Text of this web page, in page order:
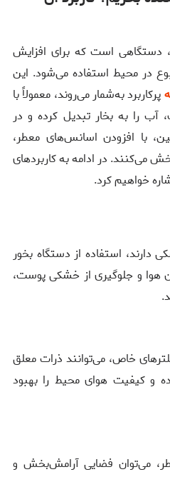
دستگاهی است که برای افزایش
در محیط استفاده می‌شود. این
پرکاربرد به‌شمار می‌روند، معمولاً با
آب را به بخار تبدیل کرده و در
با افزودن اسانس‌های معطر،
می‌کنند. در ادامه به کاربردهای
خواهیم کرد.
استفاده از دستگاه بخور
هوا و جلوگیری از خشکی پوست،
خاص، می‌توانند ذرات معلق
و کیفیت هوای محیط را بهبود
می‌توان فضایی آرامش‌بخش و